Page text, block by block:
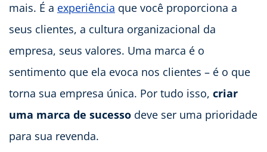
mais. É a experiência que você proporciona a
seus clientes, a cultura organizacional da
empresa, seus valores. Uma marca é o
sentimento que ela evoca nos clientes – é o que
torna sua empresa única. Por tudo isso, criar
uma marca de sucesso deve ser uma prioridade
para sua revenda.